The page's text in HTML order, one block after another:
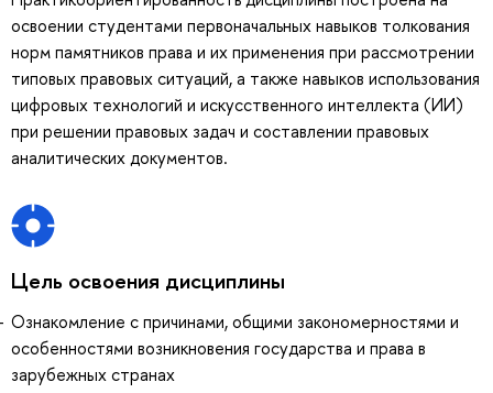
освоении студентами первоначальных навыков толкования
норм памятников права и их применения при рассмотрении
типовых правовых ситуаций, а также навыков использования
цифровых технологий и искусственного интеллекта (ИИ)
при решении правовых задач и составлении правовых
аналитических документов.
Цель освоения дисциплины
Ознакомление с причинами, общими закономерностями и
особенностями возникновения государства и права в
зарубежных странах